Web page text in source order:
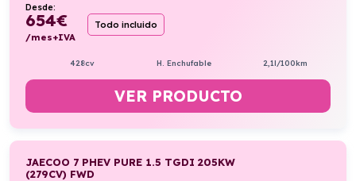
Desde:
654€
/mes+IVA
Todo incluido
428cv H. Enchufable 2,1l/100km
VER PRODUCTO
JAECOO 7 PHEV PURE 1.5 TGDI 205KW
(279CV) FWD